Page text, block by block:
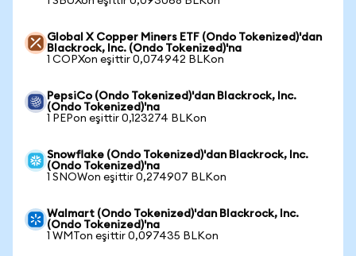
Global X Copper Miners ETF (Ondo Tokenized)'dan
Blackrock, Inc. (Ondo Tokenized)'na
1 COPXon eşittir 0,074942 BLKon
PepsiCo (Ondo Tokenized)'dan Blackrock, Inc.
(Ondo Tokenized)'na
1 PEPon eşittir 0,123274 BLKon
Snowflake (Ondo Tokenized)'dan Blackrock, Inc.
(Ondo Tokenized)'na
1 SNOWon eşittir 0,274907 BLKon
Walmart (Ondo Tokenized)'dan Blackrock, Inc.
(Ondo Tokenized)'na
1 WMTon eşittir 0,097435 BLKon